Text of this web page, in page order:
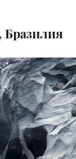
Бразилия